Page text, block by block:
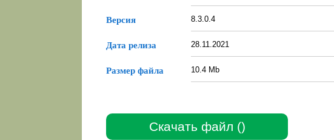
Версия 8.3.0.4
Дата релиза 28.11.2021
Размер файла 10.4 Mb
Скачать файл ()